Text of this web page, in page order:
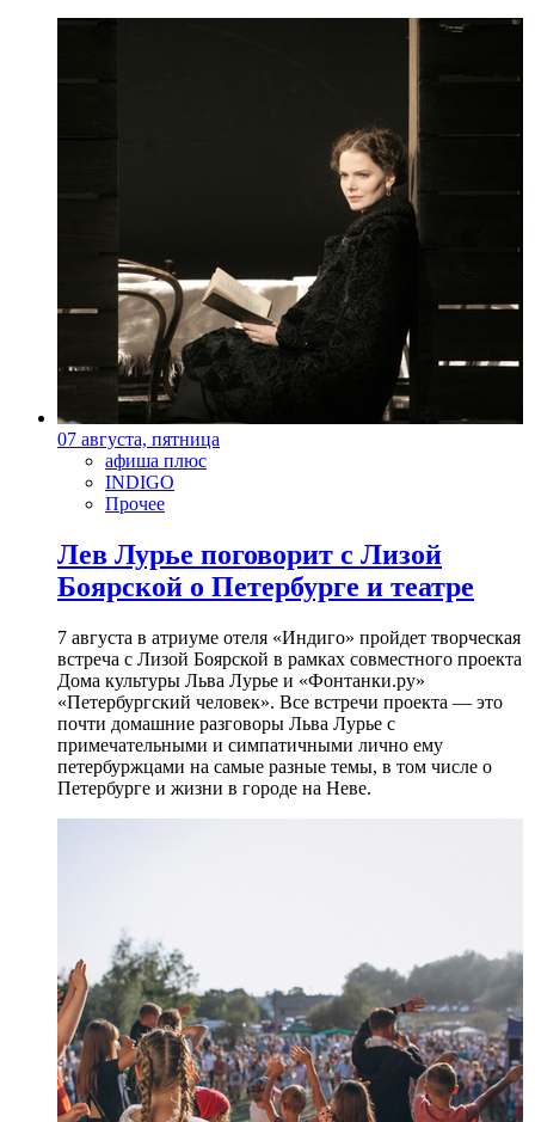
07 августа, пятница
афиша плюс
INDIGO
Прочее
Лев Лурье поговорит с Лизой
Боярской о Петербурге и театре
7 августа в атриуме отеля «Индиго» пройдет творческая
встреча с Лизой Боярской в рамках совместного проекта
Дома культуры Льва Лурье и «Фонтанки.ру»
«Петербургский человек». Все встречи проекта — это
почти домашние разговоры Льва Лурье с
примечательными и симпатичными лично ему
петербуржцами на самые разные темы, в том числе о
Петербурге и жизни в городе на Неве.